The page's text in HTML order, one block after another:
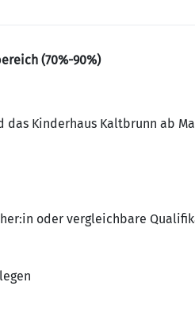
(70%-90%)
das Kinderhaus Kaltbrunn ab
oder vergleichbare